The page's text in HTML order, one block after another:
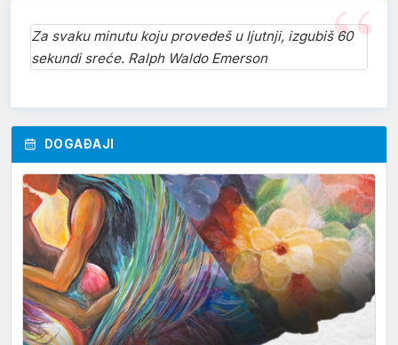
Za svaku minutu koju provedeš u ljutnji, izgubiš 60
sekundi sreće. Ralph Waldo Emerson
DOGAĐAJI